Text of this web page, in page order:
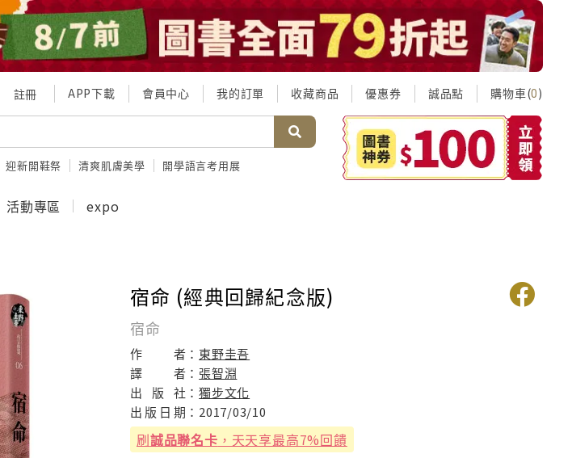
註冊 APP下載 會員中心 我的訂單 收藏商品 優惠券 誠品點 購物車(0)
迎新開鞋祭 清爽肌膚美學 開學語言考用展
活動專區 expo
宿命 (經典回歸紀念版)
宿命
作 者： 東野圭吾
譯
者： 張智淵
出
版 社：獨步文化
出 版 日 期： 2017/03/10
刷誠品聯名卡 ，天天享最高7%回饋